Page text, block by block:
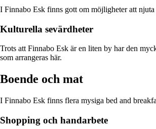
I Finnabo Esk finns gott om möjligheter att
Kulturella sevärdheter
Trots att Finnabo Esk är en liten by har den
som arrangeras här.
Boende och mat
I Finnabo Esk finns flera mysiga bed and
Shopping och handarbete